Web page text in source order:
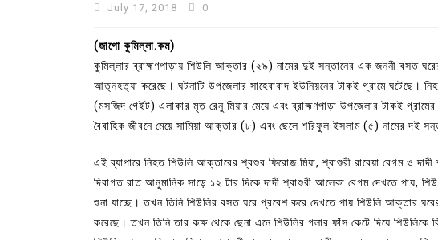
July 17, 2018 0
(জাগো কুমিল্লা.কম)
কুমিল্লার ব্রাহ্মণপাড়ায় শিউলি আক্তার (২৯) নামের দুই সন্তানের এক জননী বসত ঘরের
আত্নহত্যা করেছে। ঘটনাটি উপজেলার সাহেবাবাদ ইউনিয়নের টাকই গ্রামে ঘটেছে।
(মসজিদ গেইট) এলাকার মৃত রেনু মিয়ার মেয়ে এবং ব্রাহ্মণপাড়া উপজেলার টাকই
বৈবাহিক জীবনে মেয়ে সামিয়া আক্তার (৮) এবং ছেলে শরিফুল ইসলাম (৫) নামের দই
এই ব্যাপারে নিহত শিউলি আক্তারের শ্বশুর ফিরোজ মিয়া, শ্বাশুরী রাবেয়া বেগম ও
দিবাগত রাত আনুমানিক সাড়ে ১২ টার দিকে দাদী শ্বাশুরী আলেকা বেগম দেখতে পায়,
শুনা যাচ্ছে। তখন তিনি শিউলির বসত ঘরে প্রবেশ করে দেখতে পায় শিউলি আক্তার
করেছে। তখন তিনি তার কক্ষ থেকে ছেনা এনে শিউলির গলার ফাঁস কেটে দিয়ে শিউলিকে
In Uncategorized